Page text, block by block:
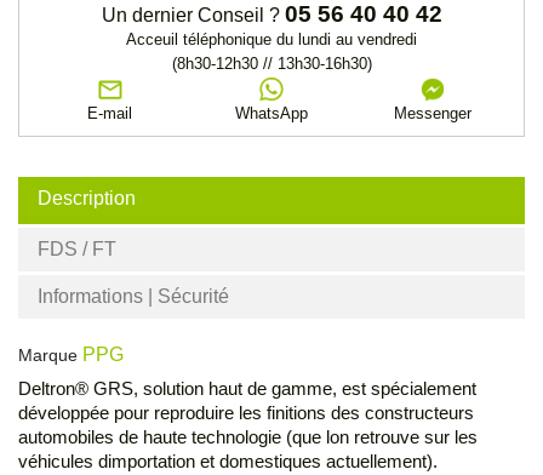
Un dernier Conseil ? 05 56 40 40 42
Acceuil téléphonique du lundi au vendredi
(8h30-12h30 // 13h30-16h30)
E-mail WhatsApp Messenger
Description
FDS / FT
Informations | Sécurité
Marque PPG
Deltron® GRS, solution haut de gamme, est spécialement
développée pour reproduire les finitions des constructeurs
automobiles de haute technologie (que lon retrouve sur les
véhicules dimportation et domestiques actuellement).